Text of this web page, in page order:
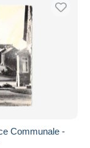
Communale -